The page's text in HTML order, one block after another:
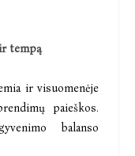
tempą
ir visuomenėje
paieškos.
balanso